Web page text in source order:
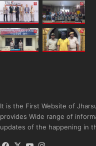
It is the First Website of
provides Wide range of
updates of the happening in